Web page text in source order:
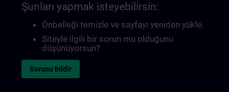
Şunları yapmak isteyebilirsin:
Önbelleği temizle ve sayfayı yeniden yükle.
Siteyle ilgili bir sorun mu olduğunu
düşünüyorsun?
Sorunu bildir